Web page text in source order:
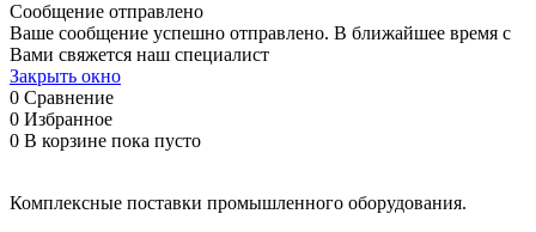
Сообщение отправлено
Ваше сообщение успешно отправлено. В ближайшее время с
Вами свяжется наш специалист
Закрыть окно
0 Сравнение
0 Избранное
0 В корзине пока пусто
Комплексные поставки промышленного оборудования.